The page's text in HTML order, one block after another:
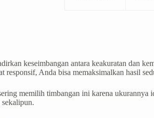
keseimbangan antara keakuratan dan
responsif, Anda bisa memaksimalkan hasil
memilih timbangan ini karena
sekalipun.